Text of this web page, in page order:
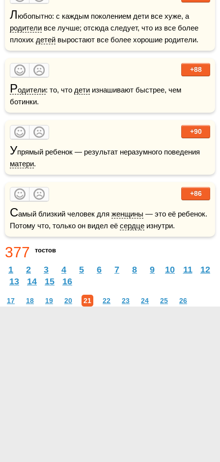
Л
родители все лучше; отсюда следует, что из все более
плохих детей выростают все более хорошие родители.
+88
Родители: то, что дети изнашивают быстрее, чем
ботинки.
+90
У
матери.
+86
Самый близкий человек для женщины — это её ребенок.
Потому что, только он видел её сердце изнутри.
377 тостов
1 2 3 4 5 6 7 8 9 10 11
12
13
14 15 16
17 18 19 20 21 22 23 24 25 26